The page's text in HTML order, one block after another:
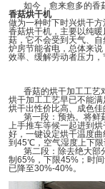
如今，愈来愈多的香
香菇烘干机
做为一种时下时兴烘干
香菇烘干机，主要以纯
菇，它不会受到天气、
炉房节能省电，总体来
效率、缓解劳动者压力，
香菇的烘干加工工艺
烘干加工工艺早已不能
烘干出性价比高、成色佳
第一段：预热。将鲜
上手推车等候一起进到
好，一键设定烘干温度
到 45℃，空气湿度上下限
第二段：除去绝大部
制 65%，下限45%；时
已降至30%-40%。